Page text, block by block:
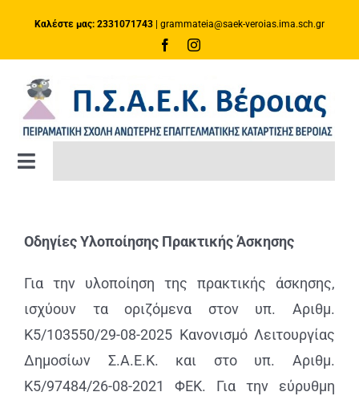
Καλέστε μας: 2331071743 grammateia@saek-veroias.ima.sch.gr
Toggle
Πλατφόρμα e-Class
ΑΝΑΚΟΙΝΩΣΕΙΣ
Οδηγίες Υλοποίησης Πρακτικής Άσκησης
Για την υλοποίηση της πρακτικής άσκησης,
ισχύουν τα οριζόμενα στον υπ. Αριθμ.
Κ5/103550/29-08-2025 Κανονισμό Λειτουργίας
Δημοσίων Σ.Α.Ε.Κ. και στο υπ. Αριθμ.
K5/97484/26-08-2021 ΦΕΚ. Για την εύρυθμη